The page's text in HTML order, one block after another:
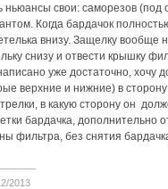
свои: саморезов
Когда бардачок
внизу. Защелку вообще
снизу и отвести крышку
уже достаточно, хочу
верхние и нижние) в
в какую сторону он
бардачка, дополнительно
фильтра, без снятия
2013